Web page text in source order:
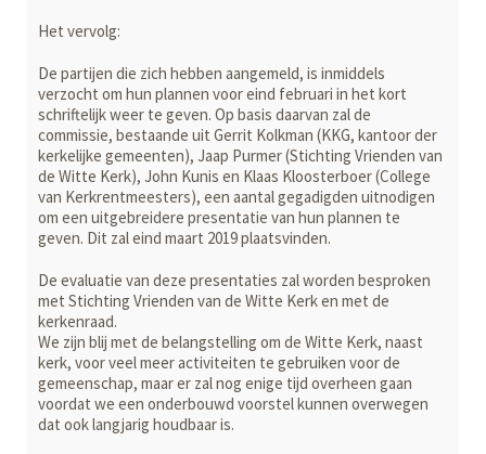
Het vervolg:
De partijen die zich hebben aangemeld, is inmiddels
verzocht om hun plannen voor eind februari in het kort
schriftelijk weer te geven. Op basis daarvan zal de
commissie, bestaande uit Gerrit Kolkman (KKG, kantoor der
kerkelijke gemeen­ten), Jaap Purmer (Stichting Vrienden van
de Witte Kerk), John Kunis en Klaas Kloosterboer (College
van Kerkrentmeesters), een aantal gegadigden uitnodigen
om een uitgebreidere presentatie van hun plannen te
geven. Dit zal eind maart 2019 plaatsvinden.
De evaluatie van deze presentaties zal worden besproken
met Stichting Vrien­den van de Witte Kerk en met de
kerkenraad.
We zijn blij met de belangstelling om de Witte Kerk, naast
kerk, voor veel meer activiteiten te gebruiken voor de
gemeenschap, maar er zal nog enige tijd over­heen gaan
voordat we een onderbouwd voorstel kunnen overwegen
dat ook langjarig houdbaar is.